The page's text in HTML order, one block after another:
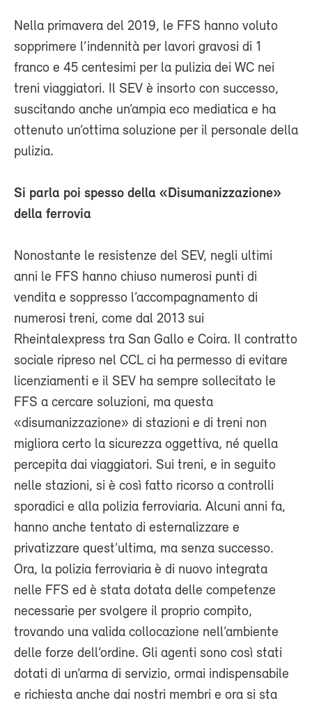
Nella primavera del 2019, le FFS hanno voluto
sopprimere l’indennità per lavori gravosi di 1
franco e 45 centesimi per la pulizia dei WC nei
treni viaggiatori. Il SEV è insorto con successo,
suscitando anche un’ampia eco mediatica e ha
ottenuto un’ottima soluzione per il personale della
pulizia.
Si parla poi spesso della «Disumanizzazione»
della ferrovia
Nonostante le resistenze del SEV, negli ultimi
anni le FFS hanno chiuso numerosi punti di
vendita e soppresso l’accompagnamento di
numerosi treni, come dal 2013 sui
Rheintalexpress tra San Gallo e Coira. Il contratto
sociale ripreso nel CCL ci ha permesso di evitare
licenziamenti e il SEV ha sempre sollecitato le
FFS a cercare soluzioni, ma questa
«disumanizzazione» di stazioni e di treni non
migliora certo la sicurezza oggettiva, né quella
percepita dai viaggiatori. Sui treni, e in seguito
nelle stazioni, si è così fatto ricorso a controlli
sporadici e alla polizia ferroviaria. Alcuni anni fa,
hanno anche tentato di esternalizzare e
privatizzare quest’ultima, ma senza successo.
Ora, la polizia ferroviaria è di nuovo integrata
nelle FFS ed è stata dotata delle competenze
necessarie per svolgere il proprio compito,
trovando una valida collocazione nell’ambiente
delle forze dell’ordine. Gli agenti sono così stati
dotati di un’arma di servizio, ormai indispensabile
e richiesta anche dai nostri membri e ora si sta